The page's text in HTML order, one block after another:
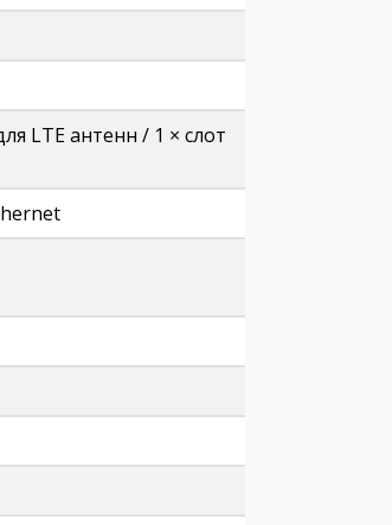
LTE антенн / 1 × слот